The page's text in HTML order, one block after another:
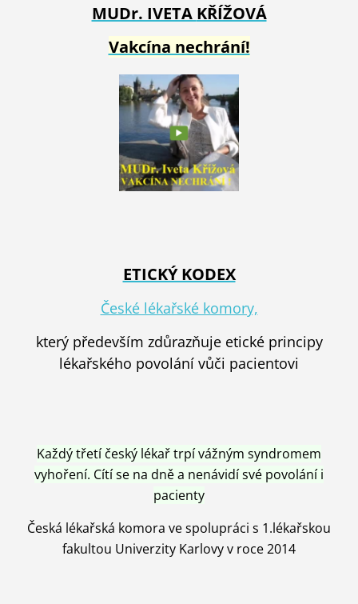
MUDr. IVETA KŘÍŽOVÁ
Vakcína nechrání!
ETICKÝ KODEX
České lékařské komory,
který především zdůrazňuje etické principy
lékařského povolání vůči pacientovi
Každý třetí český lékař trpí vážným syndromem
vyhoření. Cítí se na dně a nenávidí své povolání i
pacienty
Česká lékařská komora ve spolupráci s 1.lékařskou
fakultou Univerzity Karlovy v roce 2014